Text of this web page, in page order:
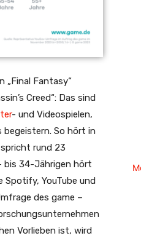
„Final Fantasy“
Creed“: Das sind
- und Videospielen,
begeistern. So hört in
rund 23
bis 34-Jährigen hört
YouTube und
des game –
Vorlieben ist, wird